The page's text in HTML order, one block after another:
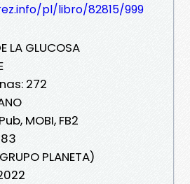
pl/libro/82815/999
LA GLUCOSA
272
MOBI, FB2
PLANETA)